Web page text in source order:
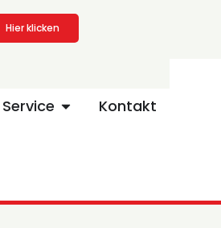
Hier klicken
Service Kontakt